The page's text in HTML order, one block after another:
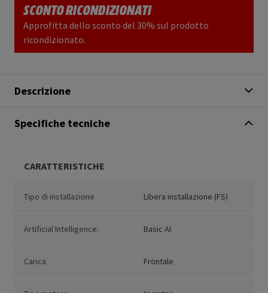
SCONTO RICONDIZIONATI
Approfitta dello sconto del 30% sul prodotto
ricondizionato.
Descrizione
Specifiche tecniche
CARATTERISTICHE
Tipo di installazione Libera installazione (FS)
Artificial Intelligence: Basic AI
Carica Frontale